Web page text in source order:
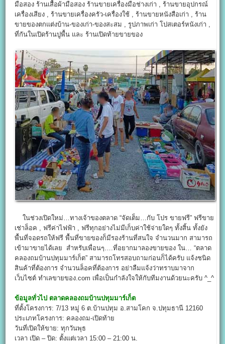
มือสอง ร้านเสื้อผ้ามือสอง ร้านขายเครื่องมือช่างเก่า , ร้านขายอุปกรณ์
เครื่องเสียง , ร้านขายเครื่องครัว-เครื่องใช้ , ร้านขายหนังสือเก่า , ร้าน
ขายของตกแต่งบ้าน-ของเก่า-ของสะสม , รูปภาพเก่า โปสเตอร์หนังเก่า ,
ที่กันในเปิดร้านปูพื้น และ ร้านเปิดท้ายขายของ
ในช่วงเปิดใหม่…ทางเจ้าของตลาด “จัดเต็ม…กับ โปร ขายฟรี” ฟรีขาย
เช่าล็อค , ฟรีค่าไฟฟ้า , ฟรีทุกอย่างไม่มีเก็บค่าใช้จ่ายใดๆ ทั้งสิ้น ทั้งยัง
พื้นที่จอดรถให้ฟรี พื้นที่ขายของก็มีรองร้านที่สนใจ จำนวนมาก สามารถ
เข้ามาขายได้เลย สำหรับเพื่อนๆ….ที่อยากมาลองขายของ ใน… “ตลาด
คลองถมบ้านปทุมมาร์เก็ต” สามารถโทรสอบถามก่อนก็ได้ครับ แจ้งชนิด
สินค้าที่ต้องการ จำนวนล็อคที่ต้องการ อย่าลืมแจ้งว่าทราบมาจาก
เว็บไซต์ ทำเลขายของ.com เพื่อเป็นกำลังใจให้กับทีมงานด้วยนะครับ ^_^
ข้อมูลทั่วไป ตลาดคลองถมบ้านปทุมมาร์เก็ต
ที่ตั้งโครงการ: 7/13 หมู่ 6 ต.บ้านปทุม อ.สามโคก จ.ปทุมธานี 12160
ประเภทโครงการ: คลองถม-เปิดท้าย
วันที่เปิดให้ขาย: ทุกวันพุธ
เวลา เปิด – ปิด: ตั้งแต่เวลา 15:00 – 21:00 น.